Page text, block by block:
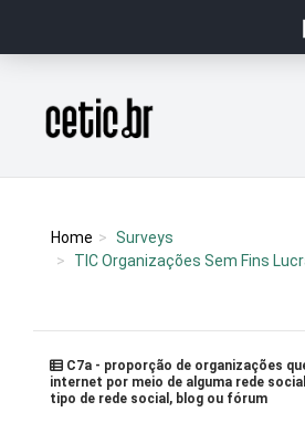
Página inicial
Home
Surveys
TIC Organizações Sem Fins
C7a - proporção de organizações
internet por meio de alguma rede
tipo de rede social, blog ou fórum